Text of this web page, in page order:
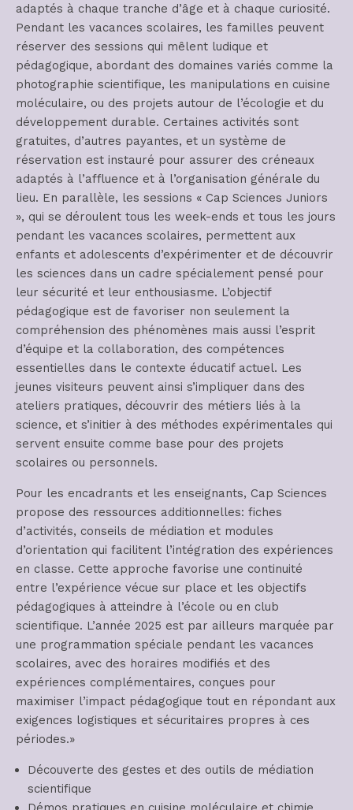
adaptés à chaque tranche d’âge et à chaque curiosité.
Pendant les vacances scolaires, les familles peuvent
réserver des sessions qui mêlent ludique et
pédagogique, abordant des domaines variés comme la
photographie scientifique, les manipulations en cuisine
moléculaire, ou des projets autour de l’écologie et du
développement durable. Certaines activités sont
gratuites, d’autres payantes, et un système de
réservation est instauré pour assurer des créneaux
adaptés à l’affluence et à l’organisation générale du
lieu. En parallèle, les sessions « Cap Sciences Juniors
», qui se déroulent tous les week-ends et tous les jours
pendant les vacances scolaires, permettent aux
enfants et adolescents d’expérimenter et de découvrir
les sciences dans un cadre spécialement pensé pour
leur sécurité et leur enthousiasme. L’objectif
pédagogique est de favoriser non seulement la
compréhension des phénomènes mais aussi l’esprit
d’équipe et la collaboration, des compétences
essentielles dans le contexte éducatif actuel. Les
jeunes visiteurs peuvent ainsi s’impliquer dans des
ateliers pratiques, découvrir des métiers liés à la
science, et s’initier à des méthodes expérimentales qui
servent ensuite comme base pour des projets
scolaires ou personnels.
Pour les encadrants et les enseignants, Cap Sciences
propose des ressources additionnelles: fiches
d’activités, conseils de médiation et modules
d’orientation qui facilitent l’intégration des expériences
en classe. Cette approche favorise une continuité
entre l’expérience vécue sur place et les objectifs
pédagogiques à atteindre à l’école ou en club
scientifique. L’année 2025 est par ailleurs marquée par
une programmation spéciale pendant les vacances
scolaires, avec des horaires modifiés et des
expériences complémentaires, conçues pour
maximiser l’impact pédagogique tout en répondant aux
exigences logistiques et sécuritaires propres à ces
périodes.»
Découverte des gestes et des outils de médiation
scientifique